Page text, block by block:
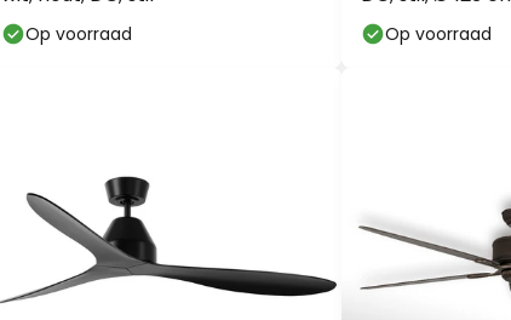
Op voorraad Op voorraad